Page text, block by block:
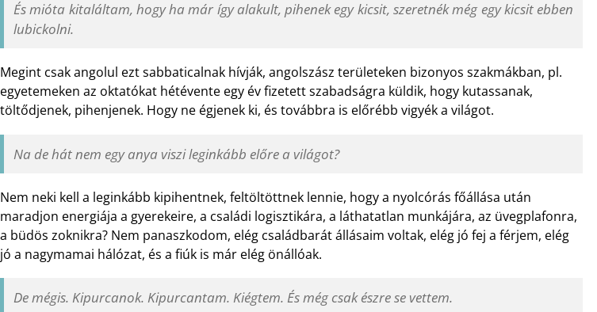
És mióta kitaláltam, hogy ha már így alakult, pihenek egy kicsit, szeretnék még egy kicsit ebben
lubickolni.
Megint csak angolul ezt sabbaticalnak hívják, angolszász területeken bizonyos szakmákban, pl.
egyetemeken az oktatókat hétévente egy év fizetett szabadságra küldik, hogy kutassanak,
töltődjenek, pihenjenek. Hogy ne égjenek ki, és továbbra is előrébb vigyék a világot.
Na de hát nem egy anya viszi leginkább előre a világot?
Nem neki kell a leginkább kipihentnek, feltöltöttnek lennie, hogy a nyolcórás főállása után
maradjon energiája a gyerekeire, a családi logisztikára, a láthatatlan munkájára, az üvegplafonra,
a büdös zoknikra? Nem panaszkodom, elég családbarát állásaim voltak, elég jó fej a férjem, elég
jó a nagymamai hálózat, és a fiúk is már elég önállóak.
De mégis. Kipurcanok. Kipurcantam. Kiégtem. És még csak észre se vettem.